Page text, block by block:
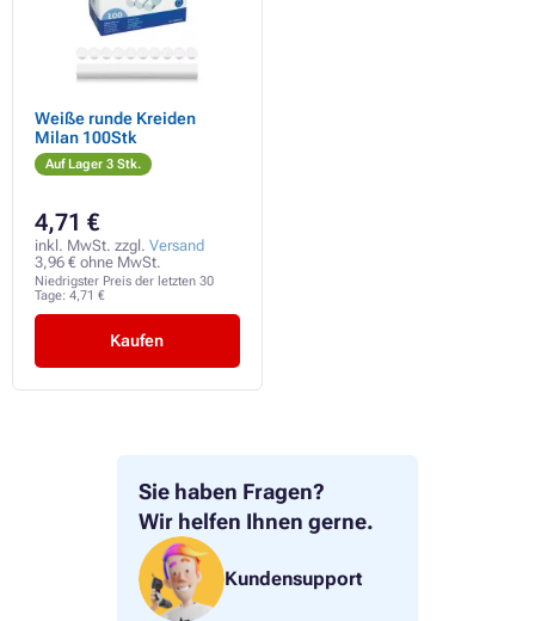
Sie haben Fragen?
Wir helfen Ihnen gerne.
Kundensupport
Weiße runde Kreiden
Milan 100Stk
Auf Lager 3 Stk.
4,71 €
inkl. MwSt. zzgl. Versand
3,96 € ohne MwSt.
Niedrigster Preis der letzten 30
Tage: 4,71 €
Kaufen